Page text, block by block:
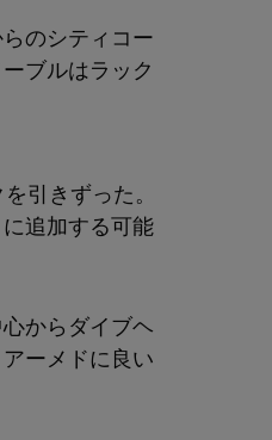
のシティコー
ブルはラック
引きずった。
追加する可能
からダイブヘ
ーメドに良い